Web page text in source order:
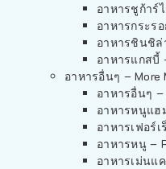
อาหารชูก้าร์
อาหารกระร
อาหารชินชิล่
อาหารแกสบี้
อาหารอื่นๆ – More
อาหารอื่นๆ –
อาหารหนูแฮ
อาหารเฟอร์เ
อาหารหนู –
อาหารเม่นแ